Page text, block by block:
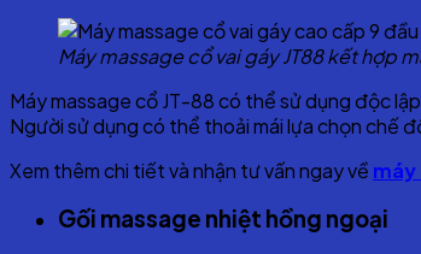
Máy massage cổ vai gáy JT88 kết hợp
Máy massage cổ JT-88 có thể sử dụng độc
Người sử dụng có thể thoải mái lựa chọn chế
Xem thêm chi tiết và nhận tư vấn ngay về máy
Gối massage nhiệt hồng ngoại